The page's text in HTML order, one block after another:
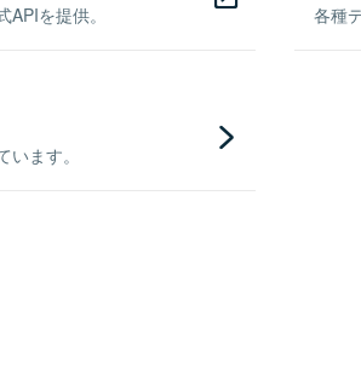
を提供。 各種
ます。